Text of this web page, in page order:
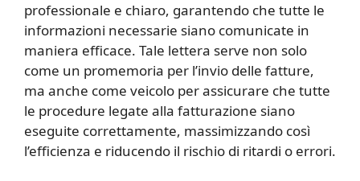
professionale e chiaro, garantendo che tutte le
informazioni necessarie siano comunicate in
maniera efficace. Tale lettera serve non solo
come un promemoria per l’invio delle fatture,
ma anche come veicolo per assicurare che tutte
le procedure legate alla fatturazione siano
eseguite correttamente, massimizzando così
l’efficienza e riducendo il rischio di ritardi o errori.